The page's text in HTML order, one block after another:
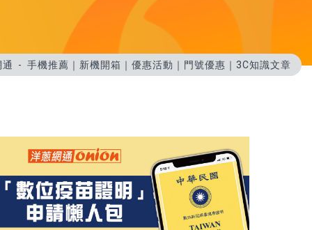
手機推薦｜新機開箱｜優惠活動｜門號優惠｜3C知識文章